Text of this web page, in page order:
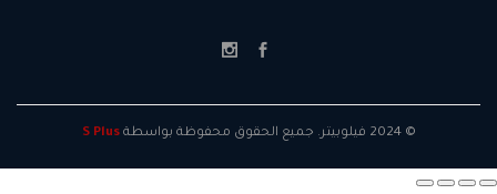
© 2024 فيلوبيتر. جميع الحقوق محفوظة بواسطة S Plus